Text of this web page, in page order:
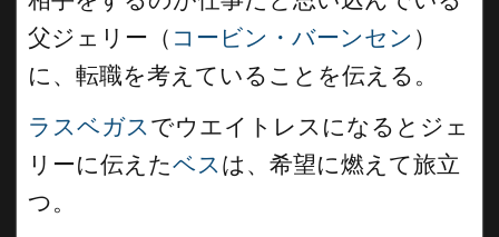
父ジェリー（ コービン・バーンセン ）
に、転職を考えていることを伝える。
ラスベガス でウエイトレスになるとジェ
リーに伝えたベス は、希望に燃えて旅立
つ。